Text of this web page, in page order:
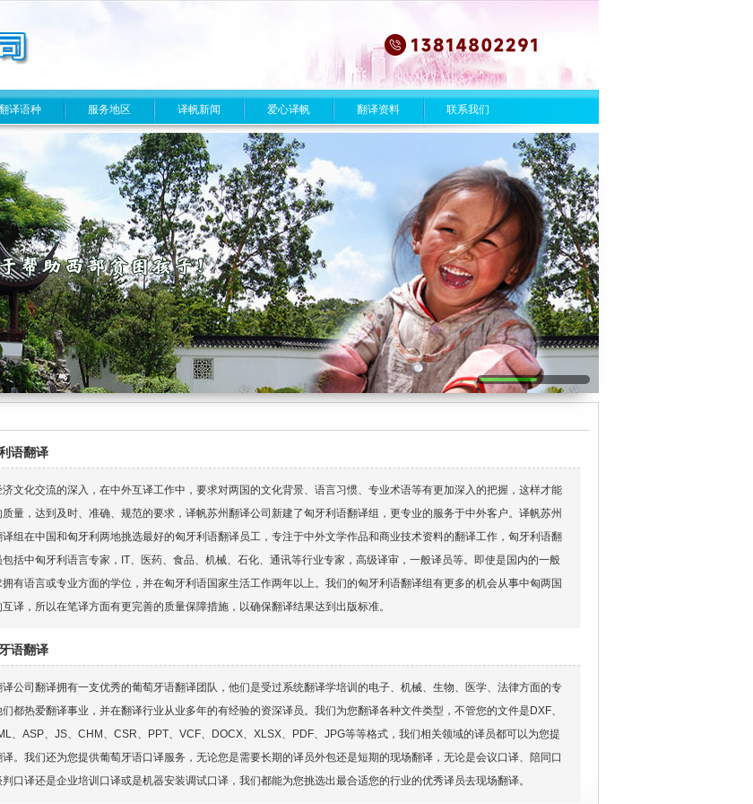
译语种 服务地区 译帆新闻 爱心译帆 翻译资料 联系我们
语翻译
济文化交流的深入，在中外互译工作中，要求对两国的文化背景、语言习惯、专业术语等有更加深入的把握，这样才能
量，达到及时、准确、规范的要求，译帆苏州翻译公司新建了匈牙利语翻译组，更专业的服务于中外客户。译帆苏州
组在中国和匈牙利两地挑选最好的匈牙利语翻译员工，专注于中外文学作品和商业技术资料的翻译工作，匈牙利语翻
括中匈牙利语言专家，IT、医药、食品、机械、石化、通讯等行业专家，高级译审，一般译员等。即使是国内的一般
有语言或专业方面的学位，并在匈牙利语国家生活工作两年以上。我们的匈牙利语翻译组有更多的机会从事中匈两国
译，所以在笔译方面有更完善的质量保障措施，以确保翻译结果达到出版标准。
语翻译
公司翻译拥有一支优秀的葡萄牙语翻译团队，他们是受过系统翻译学培训的电子、机械、生物、医学、法律方面的专
都热爱翻译事业，并在翻译行业从业多年的有经验的资深译员。我们为您翻译各种文件类型，不管您的文件是DXF、
、ASP、JS、CHM、CSR、PPT、VCF、DOCX、XLSX、PDF、JPG等等格式，我们相关领域的译员都可以为您提
。我们还为您提供葡萄牙语口译服务，无论您是需要长期的译员外包还是短期的现场翻译，无论是会议口译、陪同口
口译还是企业培训口译或是机器安装调试口译，我们都能为您挑选出最合适您的行业的优秀译员去现场翻译。